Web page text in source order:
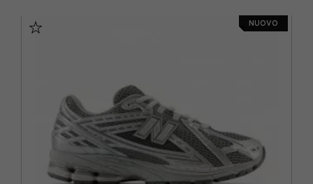
EUR 42.5 / US 9
EUR 44.5 / US 10.5
EUR 45.5 / US 11.5
NUOVO